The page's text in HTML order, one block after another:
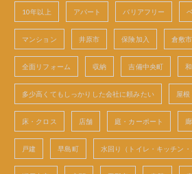
10年以上 アパート バリアフリー
マンション 井原市 保険加入 倉敷市
全面リフォーム 収納 吉備中央町
多少高くてもしっかりした会社に頼みたい 屋根
床・クロス 店舗 庭・カーポート
戸建 早島町 水回り（トイレ・キッチン・